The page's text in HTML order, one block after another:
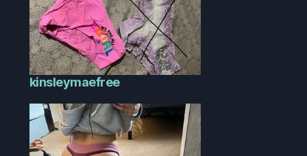
kinsleymaefree